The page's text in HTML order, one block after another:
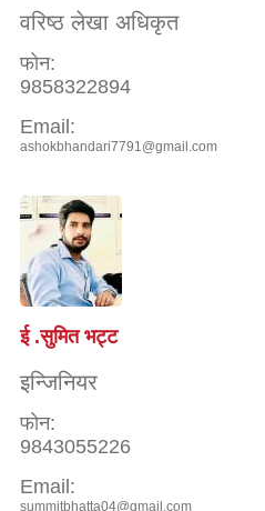
वरिष्ठ लेखा अधिकृत
फोन:
9858322894
Email:
ashokbhandari7791@gmail.com
ई .सुमित भट्ट
इन्जिनियर
फोन:
9843055226
Email:
summitbhatta04@gmail.com